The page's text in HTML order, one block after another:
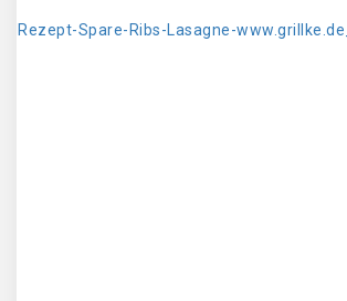
Rezept-Spare-Ribs-Lasagne-www.grillke.de_